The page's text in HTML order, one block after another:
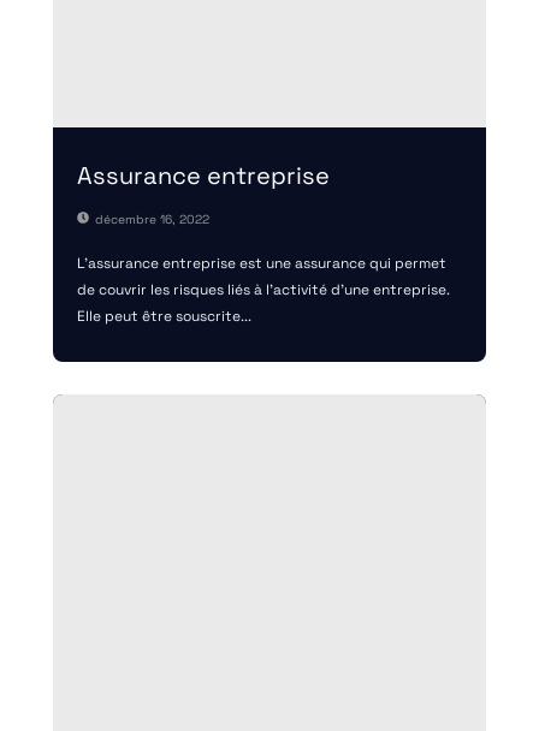
Assurance entreprise
décembre 16, 2022
L’assurance entreprise est une assurance qui permet
de couvrir les risques liés à l’activité d’une entreprise.
Elle peut être souscrite...